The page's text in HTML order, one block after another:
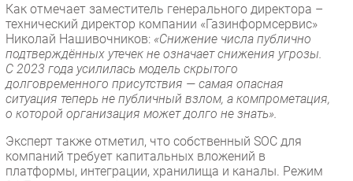
Как отмечает заместитель генерального директора –
технический директор компании «Газинформсервис»
Николай Нашивочников: «Снижение числа публично
подтверждённых утечек не означает снижения угрозы.
С 2023 года усилилась модель скрытого
долговременного присутствия — самая опасная
ситуация теперь не публичный взлом, а компрометация,
о которой организация может долго не знать».
Эксперт также отметил, что собственный SOC для
компаний требует капитальных вложений в
платформы, интеграции, хранилища и каналы. Режим